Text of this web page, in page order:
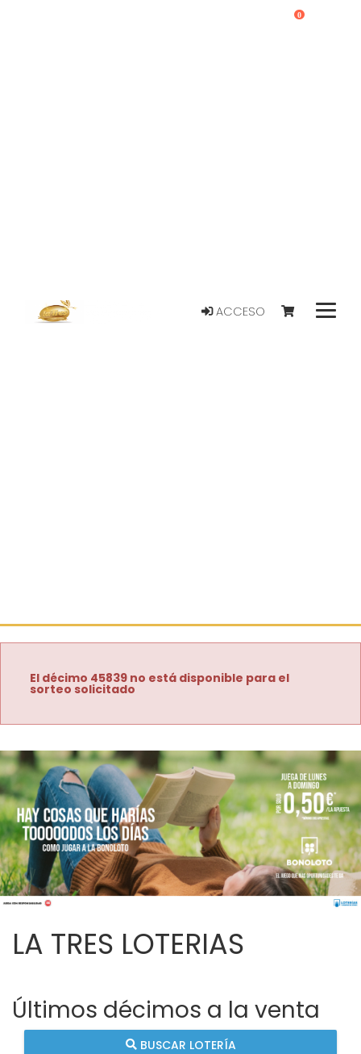
ACCESO
0
El décimo 45839 no está disponible para el
sorteo solicitado
LA TRES LOTERIAS
Últimos décimos a la venta
BUSCAR LOTERÍA